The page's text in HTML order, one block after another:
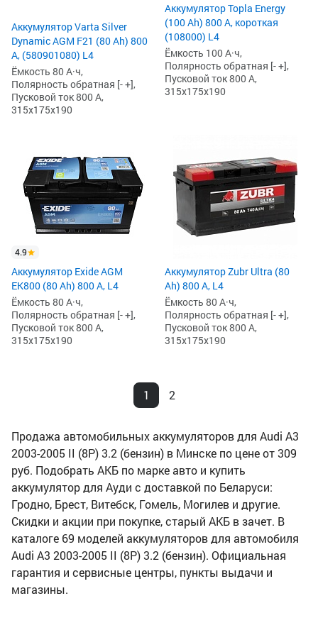
Аккумулятор Varta Silver
Dynamic AGM F21 (80 Ah) 800
А, (580901080) L4
Ёмкость 80 А·ч,
Полярность обратная [- +],
Пусковой ток 800 А,
315x175x190
Аккумулятор Topla Energy
(100 Ah) 800 А, короткая
(108000) L4
Ёмкость 100 А·ч,
Полярность обратная [- +],
Пусковой ток 800 А,
315x175x190
4.9
Аккумулятор Exide AGM
EK800 (80 Ah) 800 А, L4
Ёмкость 80 А·ч,
Полярность обратная [- +],
Пусковой ток 800 А,
315x175x190
Аккумулятор Zubr Ultra (80
Ah) 800 А, L4
Ёмкость 80 А·ч,
Полярность обратная [- +],
Пусковой ток 800 А,
315x175x190
1 2
Продажа автомобильных аккумуляторов для Audi A3
2003-2005 II (8P) 3.2 (бензин) в Минске по цене от 309
руб. Подобрать АКБ по марке авто и купить
аккумулятор для Ауди с доставкой по Беларуси:
Гродно, Брест, Витебск, Гомель, Могилев и другие.
Скидки и акции при покупке, старый АКБ в зачет. В
каталоге 69 моделей аккумуляторов для автомобиля
Audi A3 2003-2005 II (8P) 3.2 (бензин). Официальная
гарантия и сервисные центры, пункты выдачи и
магазины.